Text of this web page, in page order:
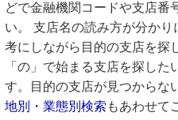
どで金融機関コードや支店番
い。 支店名の読み方が分か
考にしながら目的の支店を探
「の」で始まる支店を探し
す。目的の支店が見つからな
地別・業態別検索 もあわせて